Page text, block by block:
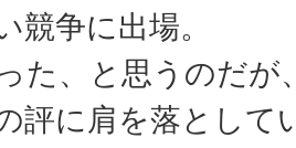
競争に出場。
た、と思うのだが
評に肩を落として